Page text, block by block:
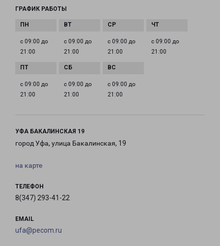
ГРАФИК РАБОТЫ
с 09:00 до
21:00
с 09:00 до
21:00
с 09:00 до
21:00
с 09:00 до
21:00
с 09:00 до
21:00
с 09:00 до
21:00
с 09:00 до
21:00
УФА БАКАЛИНСКАЯ 19
город Уфа, улица Бакалинская, 19
на карте
ТЕЛЕФОН
8(347) 293-41-22
EMAIL
ufa@pecom.ru